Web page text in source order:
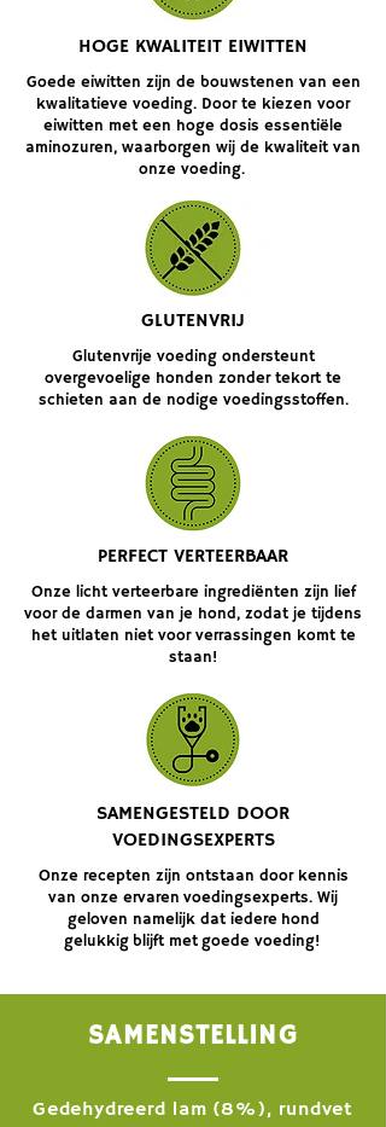
HOGE KWALITEIT EIWITTEN
Goede eiwitten zijn de bouwstenen van een
kwalitatieve voeding. Door te kiezen voor
eiwitten met een hoge dosis essentiële
aminozuren, waarborgen wij de kwaliteit van
onze voeding.
GLUTENVRIJ
Glutenvrije voeding ondersteunt
overgevoelige honden zonder tekort te
schieten aan de nodige voedingsstoffen.
PERFECT VERTEERBAAR
Onze licht verteerbare ingrediënten zijn lief
voor de darmen van je hond, zodat je tijdens
het uitlaten niet voor verrassingen komt te
staan!
SAMENGESTELD DOOR
VOEDINGSEXPERTS
Onze recepten zijn ontstaan door kennis
van onze ervaren voedingsexperts. Wij
geloven namelijk dat iedere hond
gelukkig blijft met goede voeding!
SAMENSTELLING
Gedehydreerd lam (8%), rundvet